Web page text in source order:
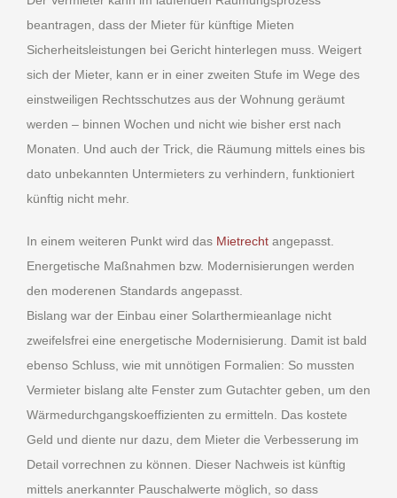
beantragen, dass der Mieter für künftige Mieten
Sicherheitsleistungen bei Gericht hinterlegen muss. Weigert
sich der Mieter, kann er in einer zweiten Stufe im Wege des
einstweiligen Rechtsschutzes aus der Wohnung geräumt
werden – binnen Wochen und nicht wie bisher erst nach
Monaten. Und auch der Trick, die Räumung mittels eines bis
dato unbekannten Untermieters zu verhindern, funktioniert
künftig nicht mehr.
In einem weiteren Punkt wird das Mietrecht angepasst.
Energetische Maßnahmen bzw. Modernisierungen werden
den moderenen Standards angepasst.
Bislang war der Einbau einer Solarthermieanlage nicht
zweifelsfrei eine energetische Modernisierung. Damit ist bald
ebenso Schluss, wie mit unnötigen Formalien: So mussten
Vermieter bislang alte Fenster zum Gutachter geben, um den
Wärmedurchgangskoeffizienten zu ermitteln. Das kostete
Geld und diente nur dazu, dem Mieter die Verbesserung im
Detail vorrechnen zu können. Dieser Nachweis ist künftig
mittels anerkannter Pauschalwerte möglich, so dass